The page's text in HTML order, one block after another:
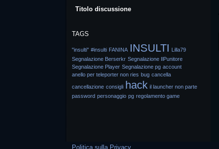
Titolo discussione
TAGS
"insulti" #insulti FANINA INSULTI Lilla79
Segnalazione Berserkr Segnalazione IlPunitore
Segnalazione Player Segnalazione pg account
anello per teleporter non ries bug cancella
cancellazione consigli hack
il launcher non parte
password personaggio pg regolamento game
Politica sulla Privacy